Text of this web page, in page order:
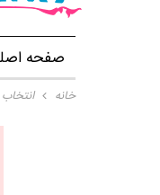
صفحه
خانه